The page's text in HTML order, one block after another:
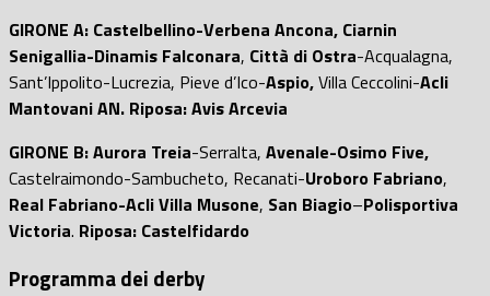
GIRONE A: Castelbellino-Verbena Ancona, Ciarnin
Senigallia-Dinamis Falconara, Città di Ostra-Acqualagna,
Sant’Ippolito-Lucrezia, Pieve d’Ico-Aspio,Villa Ceccolini-Acli
Mantovani AN. Riposa: Avis Arcevia
GIRONE B: Aurora Treia-Serralta, Avenale-Osimo Five,
Castelraimondo-Sambucheto, Recanati-Uroboro Fabriano,
Real Fabriano-Acli Villa Musone, San Biagio–Polisportiva
Victoria. Riposa: Castelfidardo
Programma dei derby